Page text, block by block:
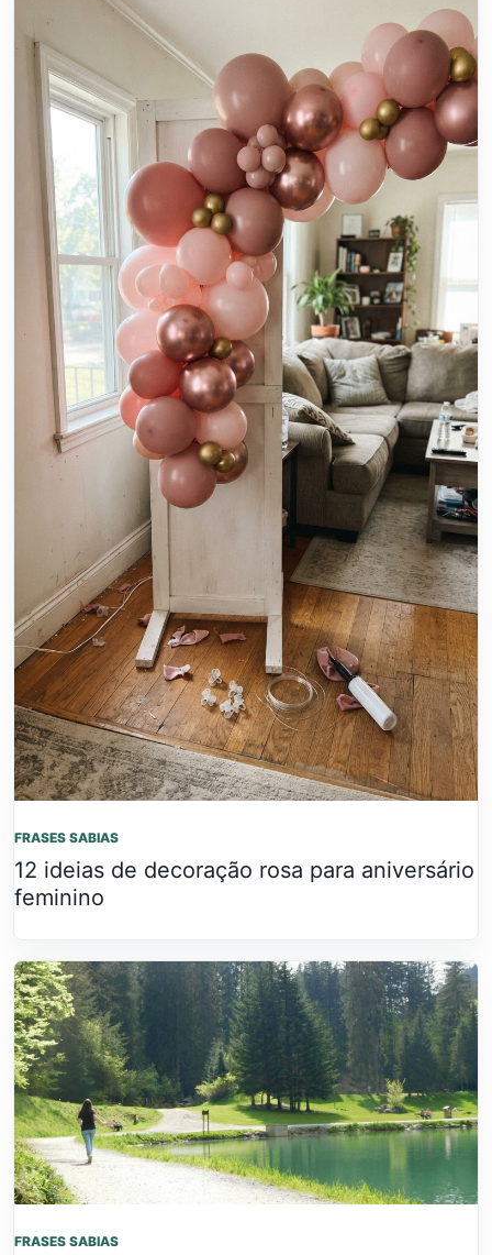
FRASES SABIAS
12 ideias de decoração rosa para aniversário
feminino
FRASES SABIAS